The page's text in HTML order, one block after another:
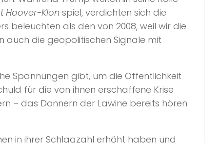
Hoover-Klon spiel, verdichten sich die
beleuchten als den von 2008, weil wir die
die geopolitischen Signale mit
Spannungen gibt, um die Öffentlichkeit
für die von ihnen erschaffene Krise
– das Donnern der Lawine bereits hören
in ihrer Schlagzahl erhöht haben und